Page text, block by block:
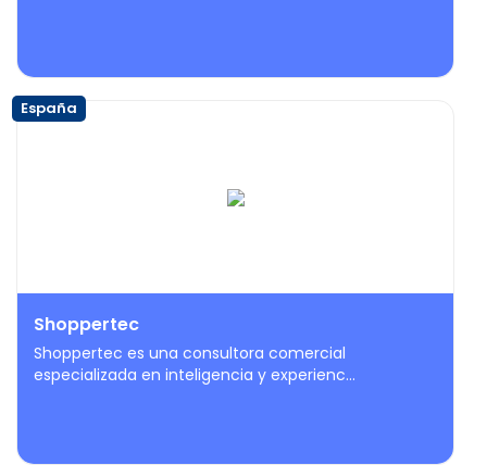
España
Shoppertec
Shoppertec es una consultora comercial
especializada en inteligencia y experienc...